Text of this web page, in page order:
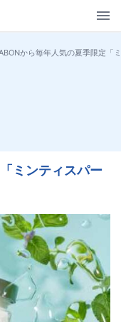
から毎年人気の夏季限定「
ミンティスパー